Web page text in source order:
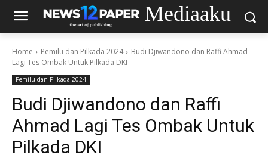
Mediaaku
Home Pemilu dan Pilkada 2024
Budi Djiwandono dan Raffi Ahmad
Lagi Tes Ombak Untuk Pilkada DKI
Pemilu dan Pilkada 2024
Budi Djiwandono dan Raffi
Ahmad Lagi Tes Ombak Untuk
Pilkada DKI